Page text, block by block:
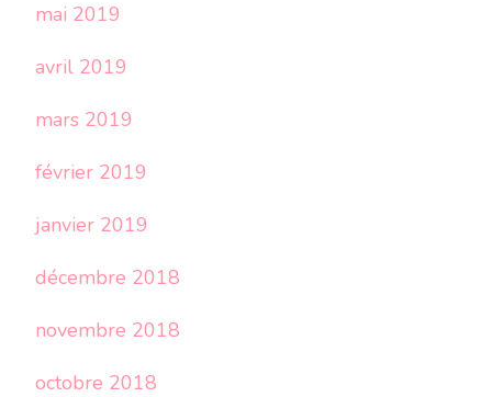
mai 2019
avril 2019
mars 2019
février 2019
janvier 2019
décembre 2018
novembre 2018
octobre 2018